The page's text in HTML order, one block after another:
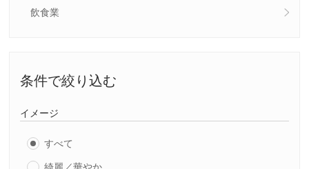
飲食業
条件で絞り込む
イメージ
すべて